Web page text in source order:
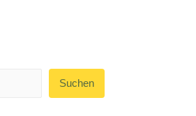
Suchen